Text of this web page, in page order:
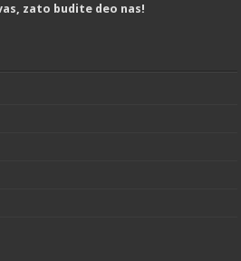
zato budite deo nas!